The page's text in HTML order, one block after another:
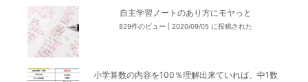
自主学習ノートのあり方にモヤっと
829件のビュー 2020/09/05 に投稿された
小学算数の内容を100％理解出来ていれば、中1数